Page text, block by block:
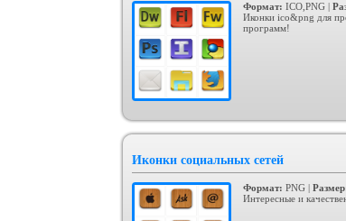
Формат: ICO,PNG |
Иконки ico&png для
программ!
Иконки социальных сетей
Формат: PNG |
Интересные и